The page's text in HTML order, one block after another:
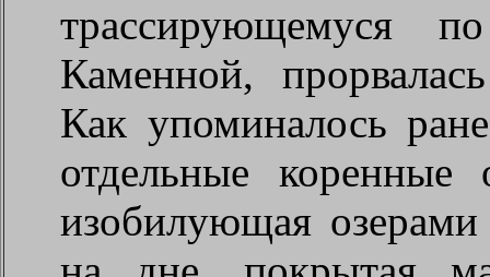
трассирующемуся
Каменной,
Как упоминалось
отдельные коренные
изобилующая